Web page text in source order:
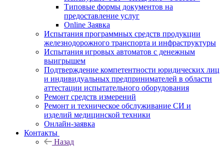
Типовые формы документов на
предоставление услуг
Online Заявка
Испытания программных средств продукции
железнодорожного транспорта и инфраструктуры
Испытания игровых автоматов с денежным
выигрышем
Подтверждение компетентности юридических лиц
и индивидуальных предпринимателей в области
аттестации испытательного оборудования
Ремонт средств измерений
Ремонт и техническое обслуживание СИ и
изделий медицинской техники
Онлайн-заявка
Контакты
Назад